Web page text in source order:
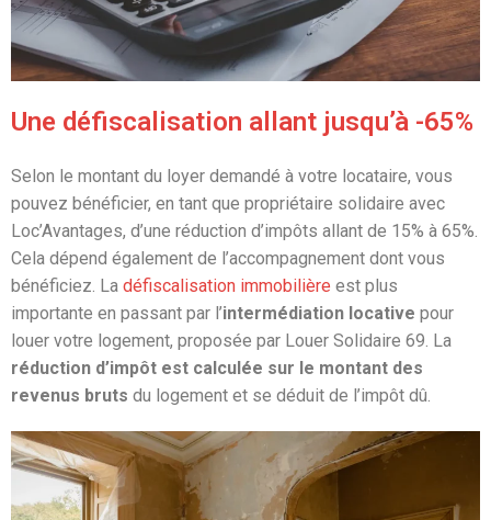
Une défiscalisation allant jusqu’à -65%
Selon le montant du loyer demandé à votre locataire, vous
pouvez bénéficier, en tant que propriétaire solidaire avec
Loc’Avantages, d’une réduction d’impôts allant de 15% à 65%.
Cela dépend également de l’accompagnement dont vous
bénéficiez. La défiscalisation immobilière est plus
importante en passant par l’intermédiation locative pour
louer votre logement, proposée par Louer Solidaire 69. La
réduction d’impôt est calculée sur le montant des
revenus bruts du logement et se déduit de l’impôt dû.